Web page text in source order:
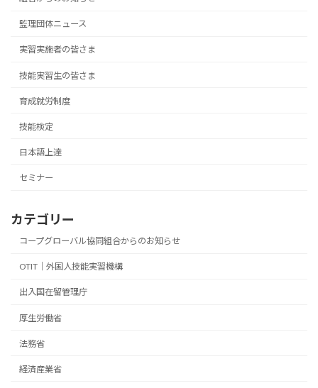
監理団体ニュース
実習実施者の皆さま
技能実習生の皆さま
育成就労制度
技能検定
日本語上達
セミナー
カテゴリー
コープグローバル協同組合からのお知らせ
OTIT｜外国人技能実習機構
出入国在留管理庁
厚生労働省
法務省
経済産業省